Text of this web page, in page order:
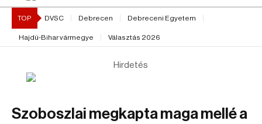
TOP DVSC Debrecen Debreceni Egyetem
Hajdú-Bihar vármegye Választás 2026
Hirdetés
Szoboszlai megkapta maga mellé a